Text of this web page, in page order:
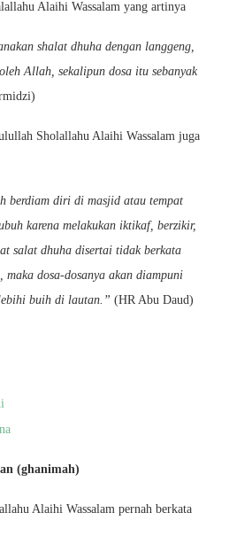
Alaihi Wassalam yang artinya
shalat dhuha dengan langgeng,
Allah, sekalipun dosa itu sebanyak
Sholallahu Alaihi Wassalam juga
berdiam diri di masjid atau tempat
karena melakukan iktikaf, berzikir,
salat dhuha disertai tidak berkata
maka dosa-dosanya akan diampuni
buih di lautan.” (HR Abu Daud)
(ghanimah)
Alaihi Wassalam pernah berkata